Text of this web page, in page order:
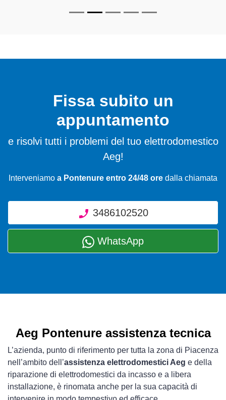
Fissa subito un
appuntamento
e risolvi tutti i problemi del tuo elettrodomestico
Aeg!
Interveniamo a Pontenure entro 24/48 ore dalla chiamata
3486102520
WhatsApp
Aeg Pontenure assistenza tecnica
L’azienda, punto di riferimento per tutta la zona di Piacenza
nell’ambito dell’assistenza elettrodomestici Aeg e della
riparazione di elettrodomestici da incasso e a libera
installazione, è rinomata anche per la sua capacità di